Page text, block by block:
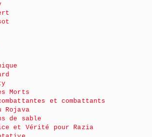
Morts
et combattants
Rojava
de sable
et Vérité pour Razia